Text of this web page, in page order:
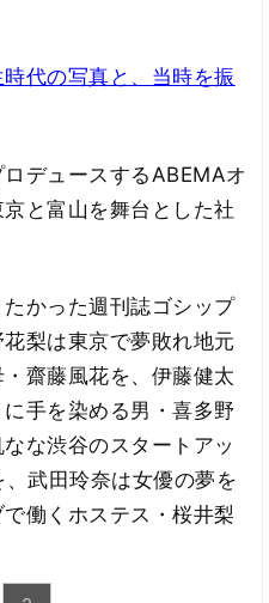
時代の写真と、当時を振
デュースするABEMAオ
と富山を舞台とした社
かった週刊誌ゴシップ
梨は東京で夢敗れ地元
齋藤風花を、伊藤健太
手を染める男・喜多野
な渋谷のスタートアッ
武田玲奈は女優の夢を
働くホステス・桜井梨